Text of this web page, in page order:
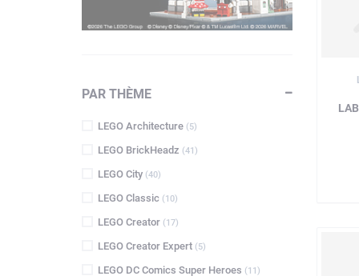
PAR THÈME
LEGO Architecture (5)
LEGO BrickHeadz (41)
LEGO City (40)
LEGO Classic (10)
LEGO Creator (17)
LEGO Creator Expert (5)
LEGO DC Comics Super Heroes (11)